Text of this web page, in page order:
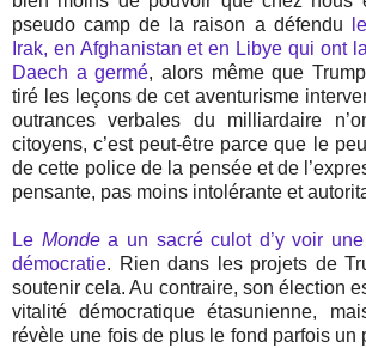
pseudo camp de la raison a défendu
Irak, en Afghanistan et en Libye qui ont
Daech a germé, alors même que
tiré les leçons de cet aventurisme
outrances verbales du milliardaire
citoyens, c’est peut-être parce que le
de cette police de la pensée et de
pensante, pas moins intolérante et
Le Mondea un sacré culot d’y voir
démocratie. Rien dans les projets de
soutenir cela. Au contraire, son élection
vitalité démocratique étasunienne,
révèle une fois de plus le fond parfois un